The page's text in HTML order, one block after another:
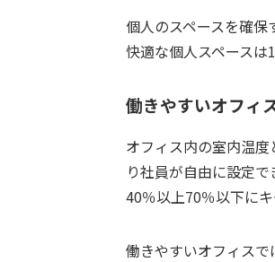
個人のスペースを確
快適な個人スペースは
働きやすいオフィ
オフィス内の室内温
り社員が自由に設定
40％以上70％以下にキ
働きやすいオフィス